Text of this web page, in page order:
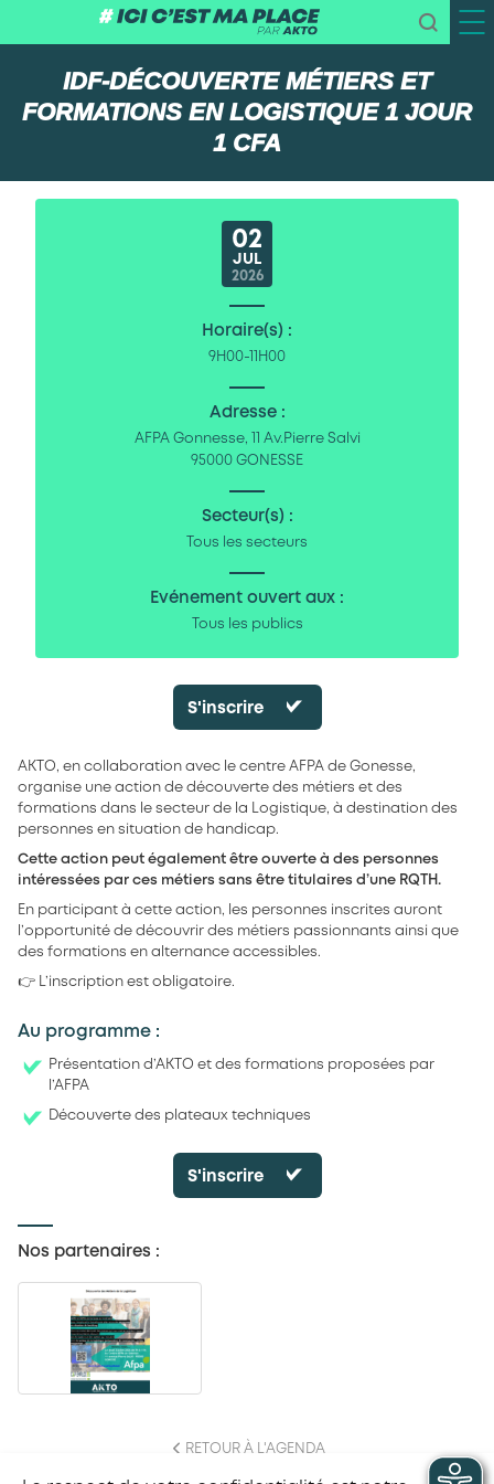
IDF-DÉCOUVERTE MÉTIERS ET
FORMATIONS EN LOGISTIQUE 1 JOUR
1 CFA
02
JUL
2026
Horaire(s) :
9H00-11H00
Adresse :
AFPA Gonnesse, 11 Av.Pierre Salvi
95000 GONESSE
Secteur(s) :
Tous les secteurs
Evénement ouvert aux :
Tous les publics
S'inscrire
AKTO, en collaboration avec le centre AFPA de Gonesse,
organise une action de découverte des métiers et des
formations dans le secteur de la Logistique, à destination des
personnes en situation de handicap.
Cette action peut également être ouverte à des personnes
intéressées par ces métiers sans être titulaires d’une RQTH.
En participant à cette action, les personnes inscrites auront
l’opportunité de découvrir des métiers passionnants ainsi que
des formations en alternance accessibles.
👉 L’inscription est obligatoire.
Au programme :
Présentation d’AKTO et des formations proposées par
l’AFPA
Découverte des plateaux techniques
S'inscrire
Nos partenaires :
RETOUR À L'AGENDA